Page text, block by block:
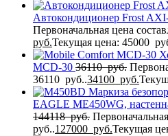
Автокондиционер Frost
Первоначальная цена
руб.Текущая цена: 45000
MCD-30 36110руб.
36110 руб..34100 руб.
Маркиза
EAGLE MЕ450WG,
144118руб.
руб..127000 руб.Текущая